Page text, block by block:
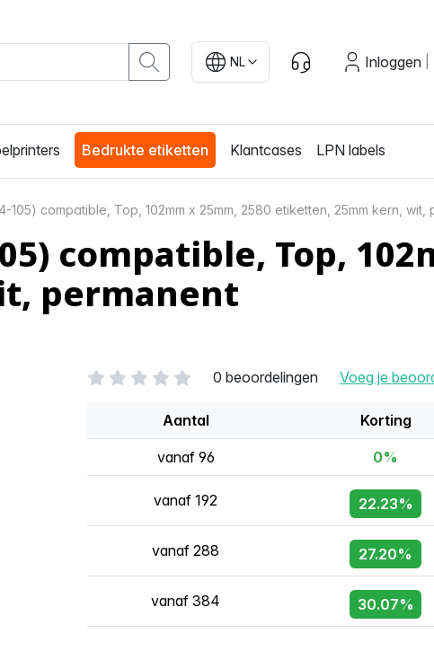
NL Inloggen
Bedrukte etiketten Klantcases LPN labels
compatible, Top, 102mm x 25mm, 2580 etiketten, 25mm kern, wit,
compatible, Top,
permanent
0 beoordelingen Voeg je
Aantal Korting
vanaf 96 0%
vanaf 192 22.23%
vanaf 288 27.20%
vanaf 384 30.07%